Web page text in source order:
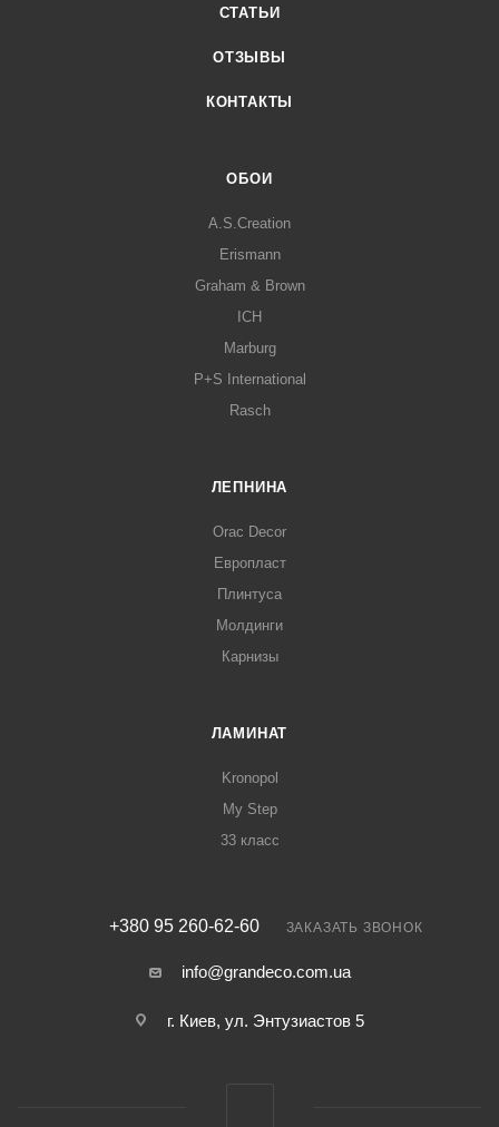
СТАТЬИ
ОТЗЫВЫ
КОНТАКТЫ
ОБОИ
A.S.Creation
Erismann
Graham & Brown
ICH
Marburg
P+S International
Rasch
ЛЕПНИНА
Orac Decor
Европласт
Плинтуса
Молдинги
Карнизы
ЛАМИНАТ
Kronopol
My Step
33 класс
+380 95 260-62-60 ЗАКАЗАТЬ ЗВОНОК
info@grandeco.com.ua
г. Киев, ул. Энтузиастов 5